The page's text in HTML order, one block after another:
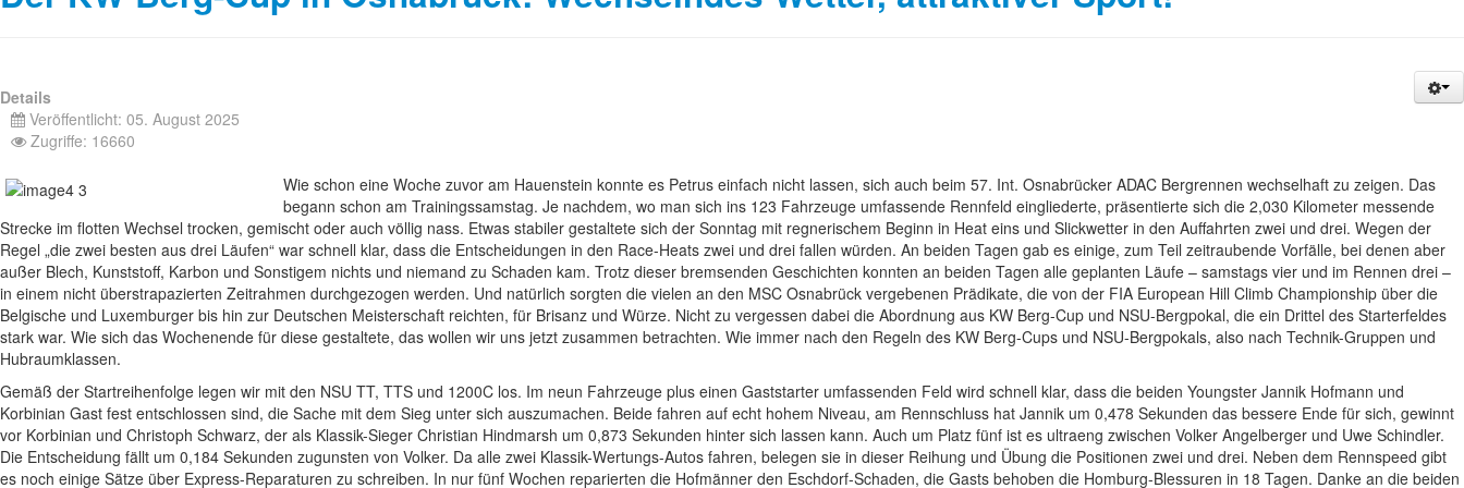
Details
Veröffentlicht: 05. August 2025
Zugriffe: 16660
Wie schon eine Woche zuvor am Hauenstein konnte es Petrus einfach nicht lassen, sich auch beim 57. Int. Osnabrücker ADAC Bergrennen wechselhaft zu zeigen. Das
begann schon am Trainingssamstag. Je nachdem, wo man sich ins 123 Fahrzeuge umfassende Rennfeld eingliederte, präsentierte sich die 2,030 Kilometer messende
Strecke im flotten Wechsel trocken, gemischt oder auch völlig nass. Etwas stabiler gestaltete sich der Sonntag mit regnerischem Beginn in Heat eins und Slickwetter in den Auffahrten zwei und drei. Wegen der
Regel „die zwei besten aus drei Läufen“ war schnell klar, dass die Entscheidungen in den Race-Heats zwei und drei fallen würden. An beiden Tagen gab es einige, zum Teil zeitraubende Vorfälle, bei denen aber
außer Blech, Kunststoff, Karbon und Sonstigem nichts und niemand zu Schaden kam. Trotz dieser bremsenden Geschichten konnten an beiden Tagen alle geplanten Läufe – samstags vier und im Rennen drei –
in einem nicht überstrapazierten Zeitrahmen durchgezogen werden. Und natürlich sorgten die vielen an den MSC Osnabrück vergebenen Prädikate, die von der FIA European Hill Climb Championship über die
Belgische und Luxemburger bis hin zur Deutschen Meisterschaft reichten, für Brisanz und Würze. Nicht zu vergessen dabei die Abordnung aus KW Berg-Cup und NSU-Bergpokal, die ein Drittel des Starterfeldes
stark war. Wie sich das Wochenende für diese gestaltete, das wollen wir uns jetzt zusammen betrachten. Wie immer nach den Regeln des KW Berg-Cups und NSU-Bergpokals, also nach Technik-Gruppen und
Hubraumklassen.
Gemäß der Startreihenfolge legen wir mit den NSU TT, TTS und 1200C los. Im neun Fahrzeuge plus einen Gaststarter umfassenden Feld wird schnell klar, dass die beiden Youngster Jannik Hofmann und
Korbinian Gast fest entschlossen sind, die Sache mit dem Sieg unter sich auszumachen. Beide fahren auf echt hohem Niveau, am Rennschluss hat Jannik um 0,478 Sekunden das bessere Ende für sich, gewinnt
vor Korbinian und Christoph Schwarz, der als Klassik-Sieger Christian Hindmarsh um 0,873 Sekunden hinter sich lassen kann. Auch um Platz fünf ist es ultraeng zwischen Volker Angelberger und Uwe Schindler.
Die Entscheidung fällt um 0,184 Sekunden zugunsten von Volker. Da alle zwei Klassik-Wertungs-Autos fahren, belegen sie in dieser Reihung und Übung die Positionen zwei und drei. Neben dem Rennspeed gibt
es noch einige Sätze über Express-Reparaturen zu schreiben. In nur fünf Wochen reparierten die Hofmänner den Eschdorf-Schaden, die Gasts behoben die Homburg-Blessuren in 18 Tagen. Danke an die beiden